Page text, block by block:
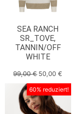
SEA RANCH
SR_TOVE,
TANNIN/OFF
WHITE
99,00€ 50,00€
60% reduziert!